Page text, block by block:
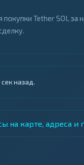
Tether SOL за
назад.
на карте, адреса и